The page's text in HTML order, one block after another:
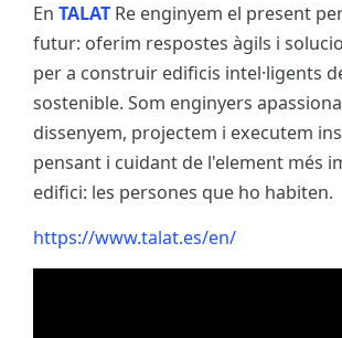
En TALAT Re enginyem el present
futur: oferim respostes àgils i
per a construir edificis intel·ligents
sostenible. Som enginyers
dissenyem, projectem i executem
pensant i cuidant de l'element més
edifici: les persones que ho habiten.
https://www.talat.es/en/